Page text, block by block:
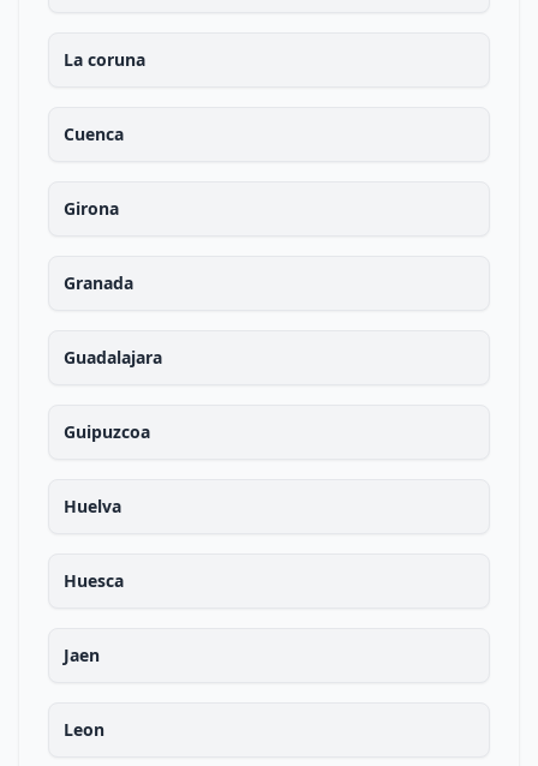
La coruna
Cuenca
Girona
Granada
Guadalajara
Guipuzcoa
Huelva
Huesca
Jaen
Leon